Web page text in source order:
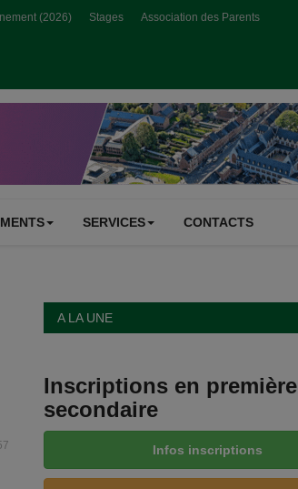
(2026) Stages Association des Parents
SERVICES CONTACTS
A LA UNE
Inscriptions en première
secondaire
Infos inscriptions